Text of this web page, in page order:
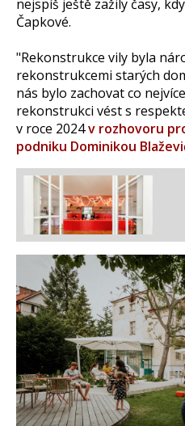
nejspíš ještě zažily časy,
Čapkové.
"Rekonstrukce vily byla
rekonstrukcemi starých
nás bylo zachovat co
rekonstrukci vést s
v roce 2024v rozhovoru
podniku Dominikou